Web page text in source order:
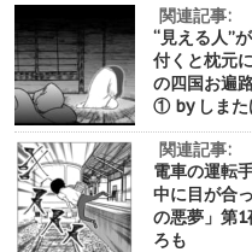
関連記事:
“見える人”
付くと枕元
の四国お遍
① by しまた
関連記事:
電車の運転
中に目が合
の悪夢」第
ろも